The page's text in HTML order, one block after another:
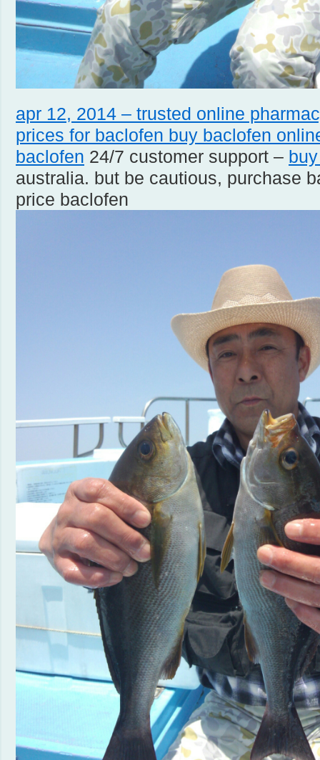
apr 12, 2014 – trusted online
prices for baclofen buy baclofen
baclofen 24/7 customer support –
australia. but be cautious, purchase
price baclofen